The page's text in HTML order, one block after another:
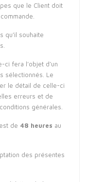
que le Client doit
qu’il souhaite
fera l’objet d’un
sélectionnés. Le
le détail de celle-ci
erreurs et de
générales.
de 48 heures au
des présentes